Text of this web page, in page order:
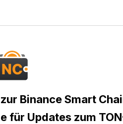
Binance Smart
für Updates zum